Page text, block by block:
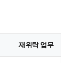
재위탁 업무